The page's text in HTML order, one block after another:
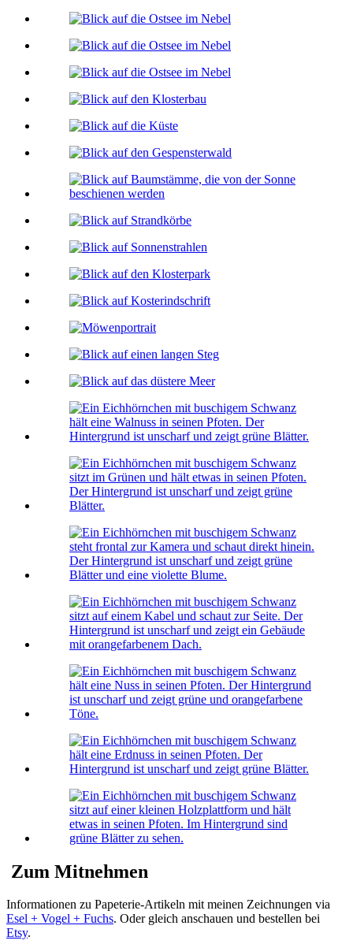
Zum Mitnehmen
Informationen zu Papeterie-Artikeln mit meinen Zeichnungen via
Esel + Vogel + Fuchs. Oder gleich anschauen und bestellen bei
Etsy.